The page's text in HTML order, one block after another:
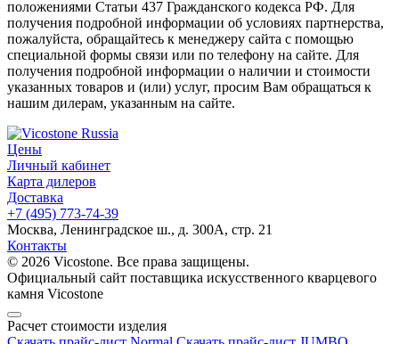
положениями Статьи 437 Гражданского кодекса РФ. Для
получения подробной информации об условиях партнерства,
пожалуйста, обращайтесь к менеджеру сайта с помощью
специальной формы связи или по телефону на сайте. Для
получения подробной информации о наличии и стоимости
указанных товаров и (или) услуг, просим Вам обращаться к
нашим дилерам, указанным на сайте.
Цены
Личный кабинет
Карта дилеров
Доставка
+7 (495) 773-74-39
Москва, Ленинградское ш., д. 300А, стр. 21
Контакты
© 2026 Vicostone. Все права защищены.
Официальный сайт поставщика искусственного кварцевого
камня Vicostone
Расчет стоимости изделия